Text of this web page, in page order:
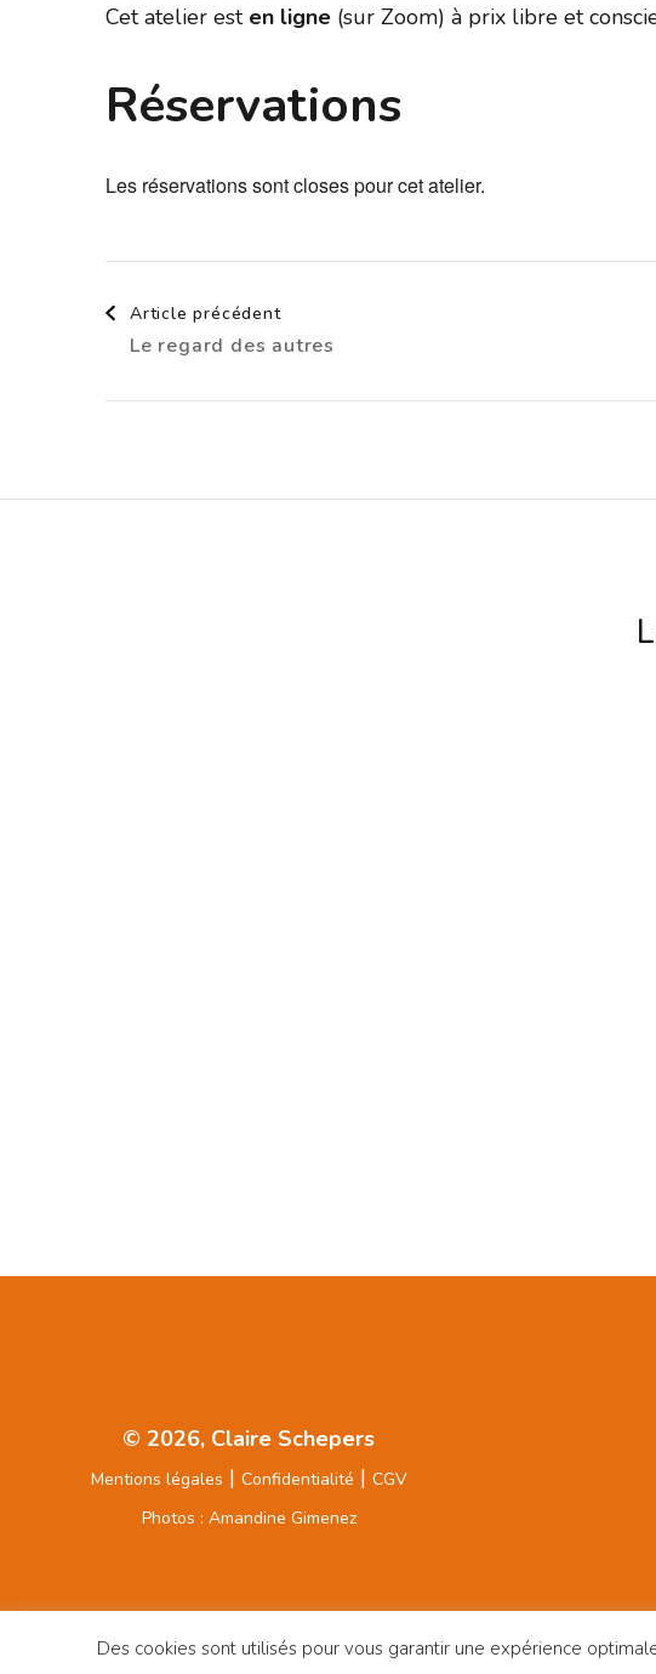
Cet atelier esten ligne (sur Zoom) à prix libre et
Réservations
Les réservations sont closes pour cet atelier.
Navigation
d'article
Article précédent
Le regard des autres
© 2026, Claire Schepers
Mentions légales | Confidentialité | CGV
Photos : Amandine Gimenez
Des cookies sont utilisés pour vous garantir une expérience